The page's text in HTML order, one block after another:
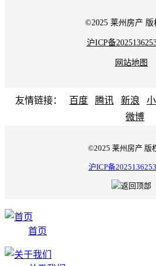
©2025 莱州房产 版
沪ICP备
网站地图
友情链接： 百度 腾讯 新浪
微博
©2025 莱州房产 版
沪ICP备
首页